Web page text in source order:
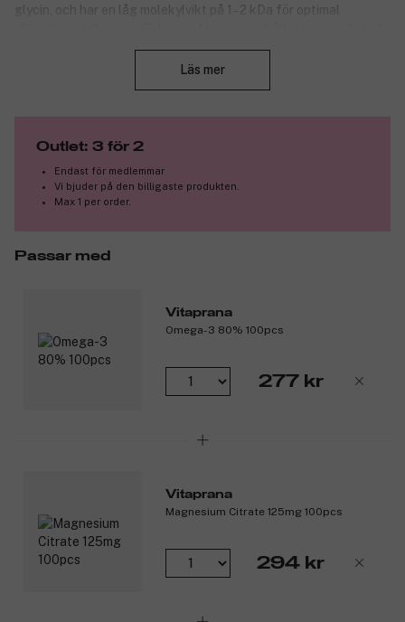
glycin, och har en låg molekylvikt på 1–2 kDa för optimal
samt biotin som stödjer normalt hår och hud. Kapslarna är
Produktnummer:3328780
Läs mer
Outlet: 3 för 2
Endast för medlemmar
Vi bjuder på den billigaste produkten.
Max 1 per order.
Passar med
Vitaprana
Omega-3 80% 100pcs
277 kr
Vitaprana
Magnesium Citrate 125mg 100pcs
294 kr